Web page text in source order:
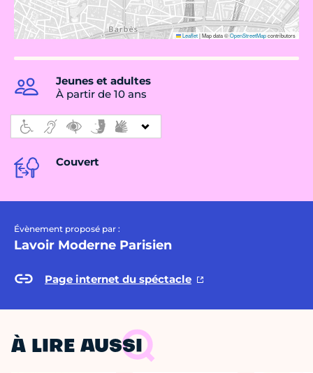
Leaflet|Map data ©OpenStreetMapcontributors
Jeunes et adultes
À partir de 10 ans
Couvert
Évènement proposé par :
Lavoir Moderne Parisien
Page internet du spéctacle
À LIRE AUSSI